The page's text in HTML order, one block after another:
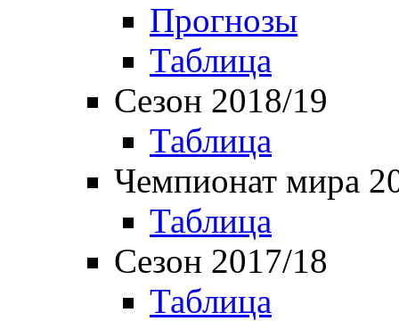
Прогнозы
Таблица
Сезон 2018/19
Таблица
Чемпионат мира
Таблица
Сезон 2017/18
Таблица